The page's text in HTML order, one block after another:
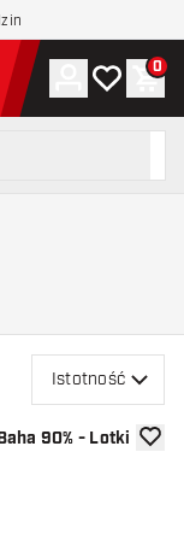
Konto
Moja lista
0
Istotność
90% - Lotki